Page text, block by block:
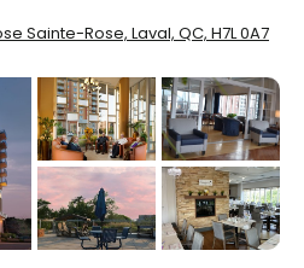
Sainte-Rose, Laval, QC, H7L 0A7